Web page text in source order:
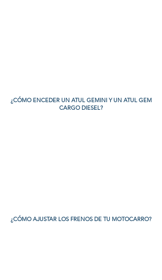
¿CÓMO ENCEDER UN ATUL GEMINI Y UN ATUL GEM
CARGO DIESEL?
¿CÓMO AJUSTAR LOS FRENOS DE TU MOTOCARRO?